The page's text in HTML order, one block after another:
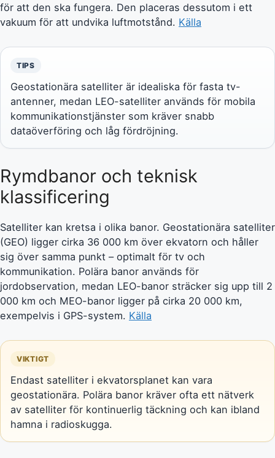
för att den ska fungera. Den placeras dessutom i ett
vakuum för att undvika luftmotstånd. Källa
TIPS
Geostationära satelliter är idealiska för fasta tv-
antenner, medan LEO-satelliter används för mobila
kommunikationstjänster som kräver snabb
dataöverföring och låg fördröjning.
Rymdbanor och teknisk
klassificering
Satelliter kan kretsa i olika banor. Geostationära satelliter
(GEO) ligger cirka 36 000 km över ekvatorn och håller
sig över samma punkt – optimalt för tv och
kommunikation. Polära banor används för
jordobservation, medan LEO-banor sträcker sig upp till 2
000 km och MEO-banor ligger på cirka 20 000 km,
exempelvis i GPS-system. Källa
VIKTIGT
Endast satelliter i ekvatorsplanet kan vara
geostationära. Polära banor kräver ofta ett nätverk
av satelliter för kontinuerlig täckning och kan ibland
hamna i radioskugga.